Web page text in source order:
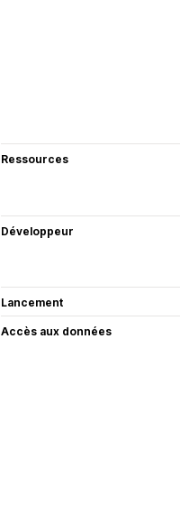
Ressources
Développeur
Lancement
Accès aux données